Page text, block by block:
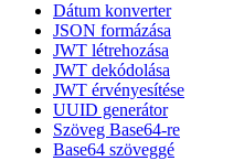
Dátum konverter
JSON formázása
JWT létrehozása
JWT dekódolása
JWT érvényesítése
UUID generátor
Szöveg Base64-re
Base64 szöveggé